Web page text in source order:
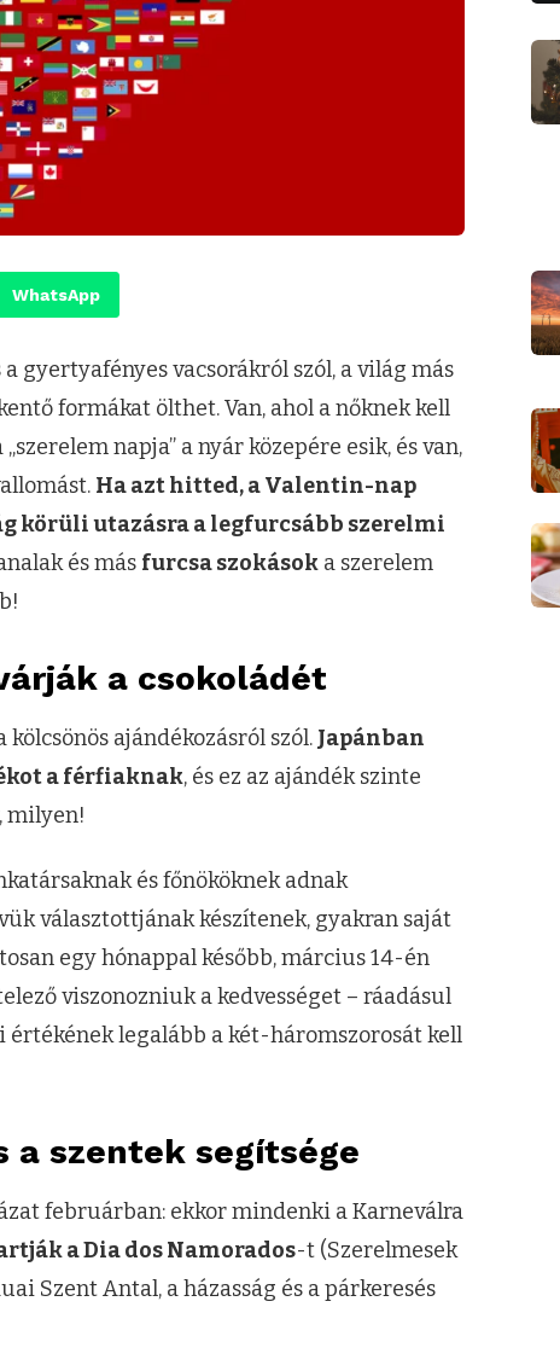
WhatsApp
gyertyafényes vacsorákról szól, a világ más
formákat ölthet. Van, ahol a nőknek kell
napja” a nyár közepére esik, és van,
Ha azt hitted, a Valentin-nap
körüli utazásra a legfurcsább szerelmi
és más furcsa szokások a szerelem
a csokoládét
ajándékozásról szól. Japánban
a férfiaknak, és ez az ajándék szinte
milyen!
és főnököknek adnak
választottjának készítenek, gyakran saját
egy hónappal később, március 14-én
viszonozniuk a kedvességet – ráadásul
legalább a két-háromszorosát kell
a szentek segítsége
februárban: ekkor mindenki a Karneválra
a Dia dos Namorados-t (Szerelmesek
Szent Antal, a házasság és a párkeresés